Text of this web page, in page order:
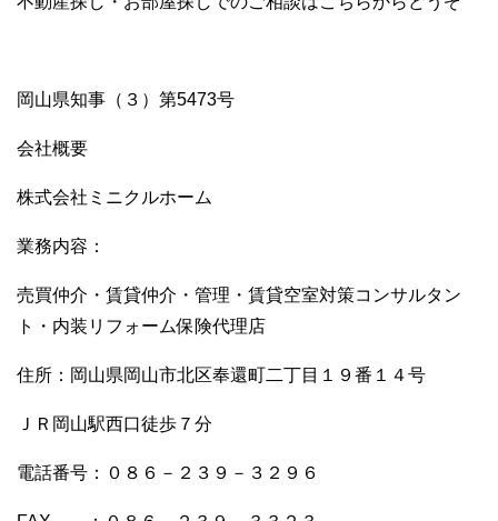
岡山県知事（３）第5473号
会社概要
株式会社ミニクルホーム
業務内容：
売買仲介・賃貸仲介・管理・賃貸空室対策コンサルタン
ト・内装リフォーム保険代理店
住所：岡山県岡山市北区奉還町二丁目１９番１４号
ＪＲ岡山駅西口徒歩７分
電話番号：０８６－２３９－３２９６